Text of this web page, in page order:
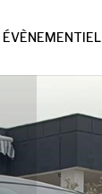
ÉVÈNEMENTIEL